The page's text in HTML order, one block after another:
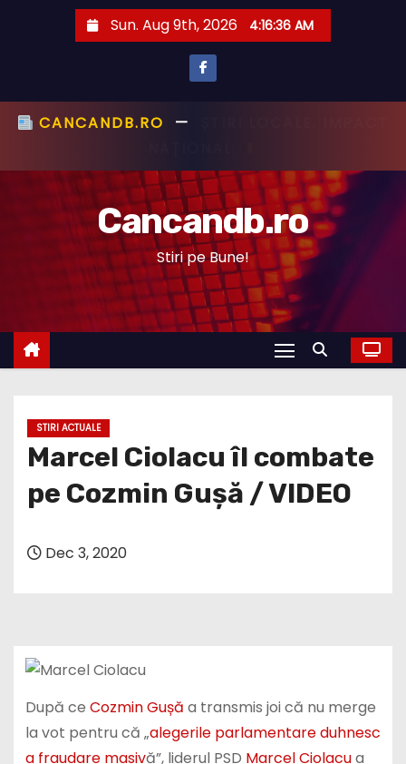
Sun. Aug 9th, 2026 4:16:37 AM
CANCANDB.RO—
Cancandb.ro
Stiri pe Bune!
Marcel Ciolacu îl combate
pe Cozmin Gușă / VIDEO
După ceCozmin Gușă
la vot pentru că „alegerile parlamentare duhnesc
a fraudare masivă”, liderul PSDMarcel Ciolacua
reacționat printr-un mesaj opus.Întrebat cum